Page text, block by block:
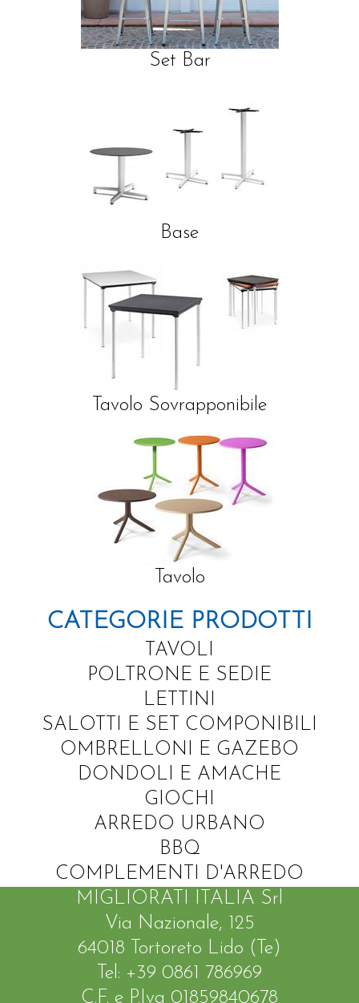
Set Bar
Base
Tavolo Sovrapponibile
Tavolo
CATEGORIE PRODOTTI
TAVOLI
POLTRONE E SEDIE
LETTINI
SALOTTI E SET COMPONIBILI
OMBRELLONI E GAZEBO
DONDOLI E AMACHE
GIOCHI
ARREDO URBANO
BBQ
COMPLEMENTI D'ARREDO
MIGLIORATI ITALIA Srl
Via Nazionale, 125
64018 Tortoreto Lido (Te)
Tel: +39 0861 786969
C.F. e P.Iva 01859840678